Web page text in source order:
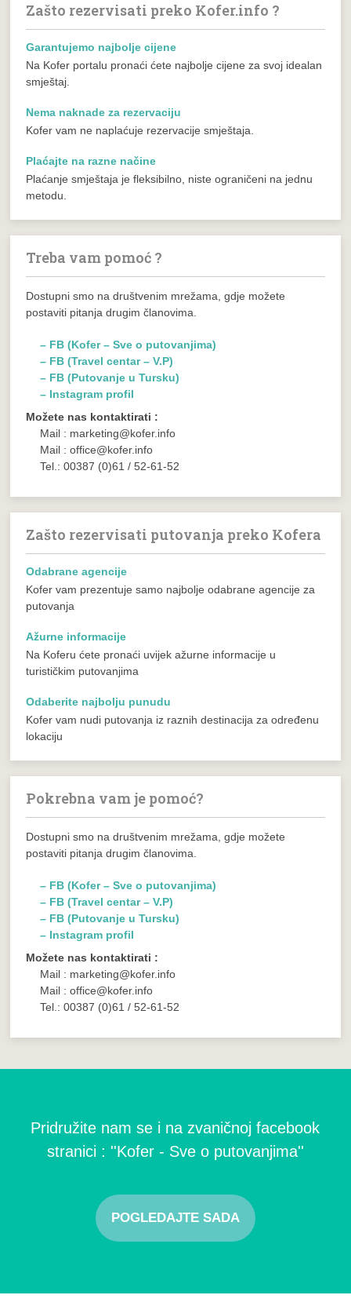
Zašto rezervisati preko Kofer.info ?
Garantujemo najbolje cijene
Na Kofer portalu pronaći ćete najbolje cijene za svoj idealan
smještaj.
Nema naknade za rezervaciju
Kofer vam ne naplaćuje rezervacije smještaja.
Plaćajte na razne načine
Plaćanje smještaja je fleksibilno, niste ograničeni na jednu
metodu.
Treba vam pomoć ?
Dostupni smo na društvenim mrežama, gdje možete
postaviti pitanja drugim članovima.
– FB (Kofer – Sve o putovanjima)
– FB (Travel centar – V.P)
– FB (Putovanje u Tursku)
– Instagram profil
Možete nas kontaktirati :
Mail : marketing@kofer.info
Mail : office@kofer.info
Tel.: 00387 (0)61 / 52-61-52
Zašto rezervisati putovanja preko Kofera
Odabrane agencije
Kofer vam prezentuje samo najbolje odabrane agencije za
putovanja
Ažurne informacije
Na Koferu ćete pronaći uvijek ažurne informacije u
turističkim putovanjima
Odaberite najbolju punudu
Kofer vam nudi putovanja iz raznih destinacija za određenu
lokaciju
Pokrebna vam je pomoć?
Dostupni smo na društvenim mrežama, gdje možete
postaviti pitanja drugim članovima.
– FB (Kofer – Sve o putovanjima)
– FB (Travel centar – V.P)
– FB (Putovanje u Tursku)
– Instagram profil
Možete nas kontaktirati :
Mail : marketing@kofer.info
Mail : office@kofer.info
Tel.: 00387 (0)61 / 52-61-52
Pridružite nam se i na zvaničnoj facebook
stranici : ''Kofer - Sve o putovanjima''
POGLEDAJTE SADA